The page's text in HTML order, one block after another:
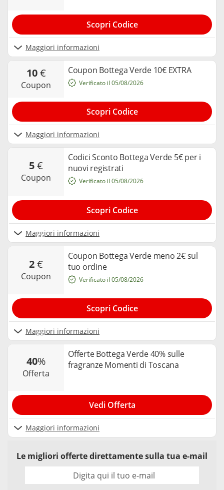
Maggiori informazioni
Scopri Codice
10€
coupon
Coupon Bottega Verde 10€ EXTRA
Maggiori informazioni
Verificato il 05/08/2026
Scopri Codice
5€
coupon
Codici Sconto Bottega Verde 5€ per i
nuovi registrati
Maggiori informazioni
Verificato il 05/08/2026
Scopri Codice
2€
coupon
Coupon Bottega Verde meno 2€ sul
tuo ordine
Maggiori informazioni
Verificato il 05/08/2026
Scopri Codice
40%
offerta
Offerte Bottega Verde 40% sulle
fragranze Momenti di Toscana
Maggiori informazioni
Vedi Offerta
Le migliori offerte direttamente sulla tua e-mail